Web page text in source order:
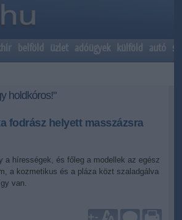
belföld üzlet adóügyek külföld autó
holdkóros!"
fodrász helyett masszázsra
a hírességek, és főleg a modellek az egész
a kozmetikus és a pláza közt szaladgálva
van.
+-